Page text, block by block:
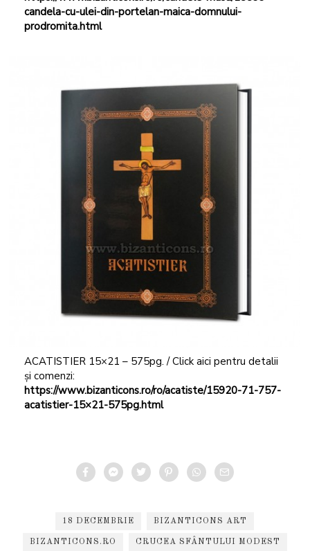
candela-cu-ulei-din-portelan-maica-domnului-
prodromita.html
ACATISTIER 15×21 – 575pg. / Click aici pentru detalii
și comenzi:
https://www.bizanticons.ro/ro/acatiste/15920-71-757-
acatistier-15×21-575pg.html
18 DECEMBRIE BIZANTICONS ART
BIZANTICONS.RO CRUCEA SFÂNTULUI MODEST